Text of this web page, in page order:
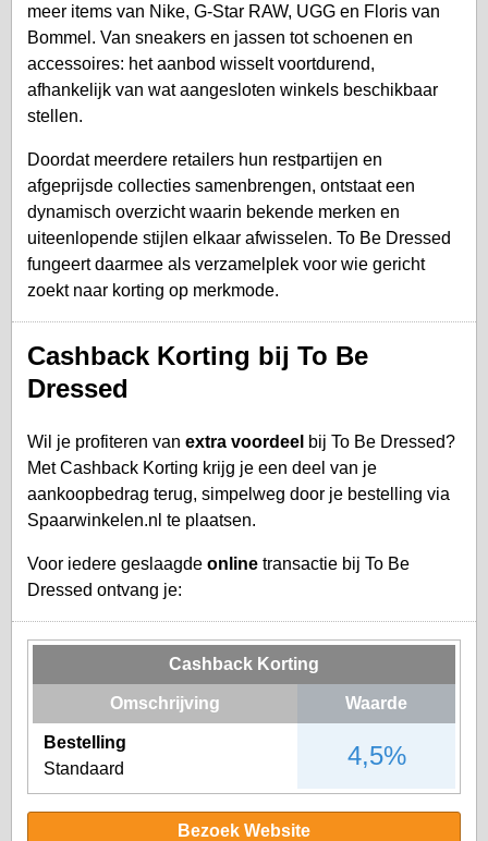
meer items van Nike, G-Star RAW, UGG en Floris van
Bommel. Van sneakers en jassen tot schoenen en
accessoires: het aanbod wisselt voortdurend,
afhankelijk van wat aangesloten winkels beschikbaar
stellen.
Doordat meerdere retailers hun restpartijen en
afgeprijsde collecties samenbrengen, ontstaat een
dynamisch overzicht waarin bekende merken en
uiteenlopende stijlen elkaar afwisselen. To Be Dressed
fungeert daarmee als verzamelplek voor wie gericht
zoekt naar korting op merkmode.
Cashback Korting bij To Be
Dressed
Wil je profiteren van extra voordeel bij To Be Dressed?
Met Cashback Korting krijg je een deel van je
aankoopbedrag terug, simpelweg door je bestelling via
Spaarwinkelen.nl te plaatsen.
Voor iedere geslaagde online transactie bij To Be
Dressed ontvang je:
Cashback Korting
Omschrijving Waarde
Bestelling
Standaard
4,5%
Bezoek Website